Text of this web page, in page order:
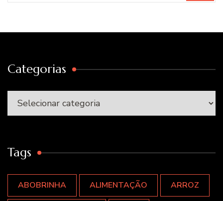
Categorias
Categorias
Tags
ABOBRINHA ALIMENTAÇÃO ARROZ